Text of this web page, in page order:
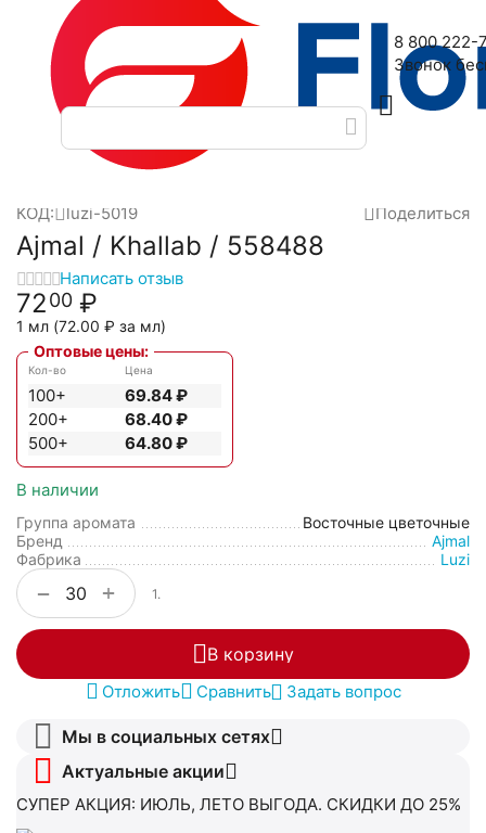
Наш адрес: 2-я Дубровская улица, 6
8 800 222-
Звонок
КОД: luzi-5019 Поделиться
Ajmal / Khallab / 558488
Написать отзыв
7200 ₽
1 мл (72.00 ₽ за мл)
Оптовые цены:
Кол-во
100+
200+
500+
Цена
69.84₽
68.40₽
64.80₽
В наличии
Группа аромата
Восточные цветочные
Бренд
Ajmal
Фабрика
Luzi
+
− 1.
В корзину
Отложить Сравнить Задать вопрос
Мы в социальных сетях
Актуальные акции
СУПЕР АКЦИЯ: ИЮЛЬ, ЛЕТО ВЫГОДА. СКИДКИ ДО 25%